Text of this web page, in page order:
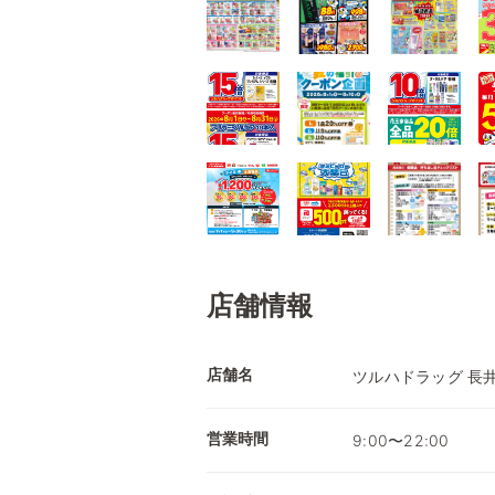
店舗情報
店舗名 ツルハドラッグ 長
営業時間 9:00〜22:00